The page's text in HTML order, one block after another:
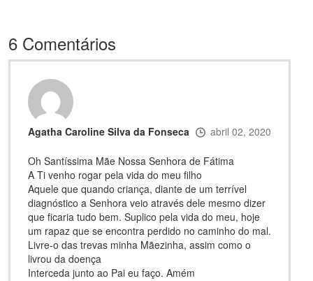
6 Comentários
Agatha Caroline Silva da Fonseca abril 02, 2020
Oh Santíssima Mãe Nossa Senhora de Fátima
A Ti venho rogar pela vida do meu filho
Aquele que quando criança, diante de um terrível
diagnóstico a Senhora veio através dele mesmo dizer
que ficaria tudo bem. Suplico pela vida do meu, hoje
um rapaz que se encontra perdido no caminho do mal.
Livre-o das trevas minha Mãezinha, assim como o
livrou da doença
Interceda junto ao Pai eu faço. Amém